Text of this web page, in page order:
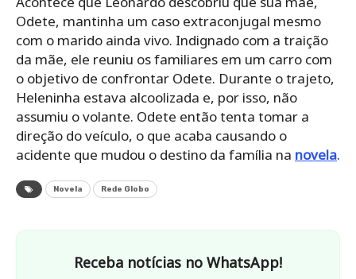
Odete, mantinha um caso extraconjugal mesmo
com o marido ainda vivo. Indignado com a traição
da mãe, ele reuniu os familiares em um carro com
o objetivo de confrontar Odete. Durante o trajeto,
Heleninha estava alcoolizada e, por isso, não
assumiu o volante. Odete então tenta tomar a
direção do veículo, o que acaba causando o
acidente que mudou o destino da família na novela.
Novela Rede Globo
Receba notícias no WhatsApp!